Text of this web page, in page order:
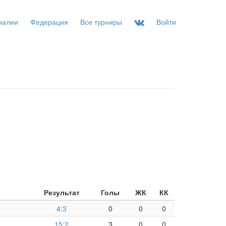
Федерация Все турниры Войти
Результат Голы ЖК
КК
4:3 0 0
0
15:2 3 0
0